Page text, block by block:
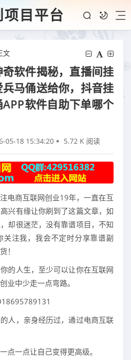
项目平台
文
软件揭秘，直播间挂
马俑送给你，抖音挂
软件自助下单哪个
05-18 15:34:20 5.72 K 阅读
电商互联网创业19年，一直在互
兴有缘让你刷到了这篇文章，如
却很迷茫，没有靠谱项目，不知
关注我，我会不定时分享靠谱副
！
的人生，至少可以让你在互联网
业中少走一点弯路。
人，亲身经历过，通过电商互联
点一点让自己变得更高级。